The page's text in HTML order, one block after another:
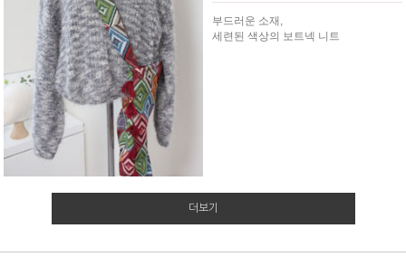
부드러운 소재,
세련된 색상의 보트넥 니트
더보기